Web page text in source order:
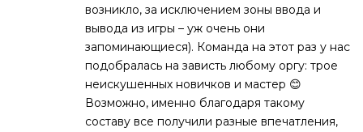
возникло, за исключением зоны ввода и
вывода из игры – уж очень они
запоминающиеся). Команда на этот раз у нас
подобралась на зависть любому оргу: трое
неискушенных новичков и мастер 😊
Возможно, именно благодаря такому
составу все получили разные впечатления,